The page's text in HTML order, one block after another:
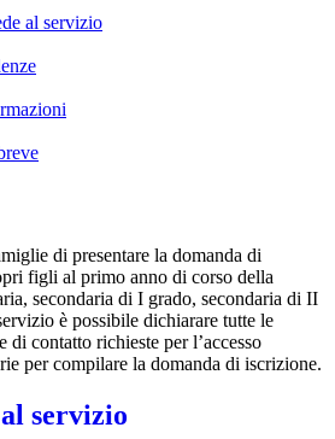
al servizio
di presentare la domanda di
figli al primo anno di corso della
secondaria di I grado, secondaria di II
è possibile dichiarare tutte le
contatto richieste per l’accesso
per compilare la domanda di iscrizione.
servizio